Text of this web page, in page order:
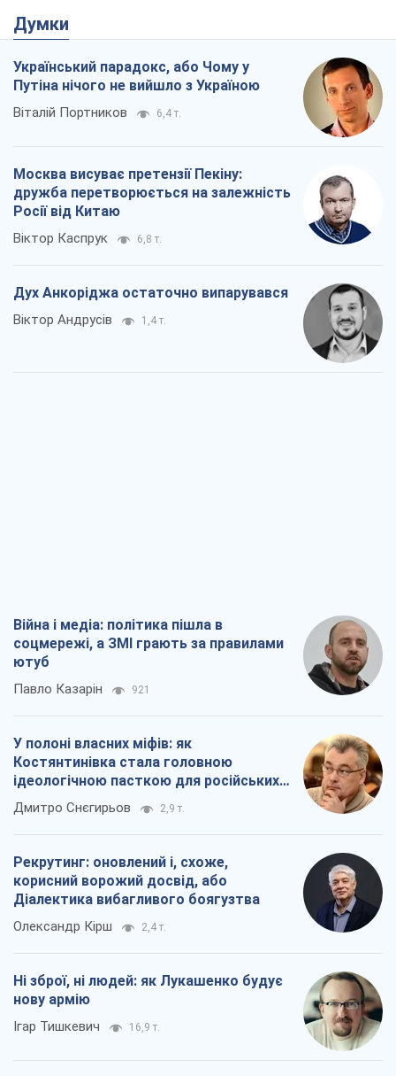
Думки
Український парадокс, або Чому у
Путіна нічого не вийшло з Україною
Віталій Портников 6,4 т.
Москва висуває претензії Пекіну:
дружба перетворюється на залежність
Росії від Китаю
Віктор Каспрук 6,8 т.
Дух Анкоріджа остаточно випарувався
Віктор Андрусів 1,4 т.
Війна і медіа: політика пішла в
соцмережі, а ЗМІ грають за правилами
ютуб
Павло Казарін 921
У полоні власних міфів: як
Костянтинівка стала головною
ідеологічною пасткою для російських
окупантів
Дмитро Снєгирьов 2,9 т.
Рекрутинг: оновлений і, схоже,
корисний ворожий досвід, або
Діалектика вибагливого боягузтва
Олександр Кірш 2,4 т.
Ні зброї, ні людей: як Лукашенко будує
нову армію
Ігар Тишкевич 16,9 т.